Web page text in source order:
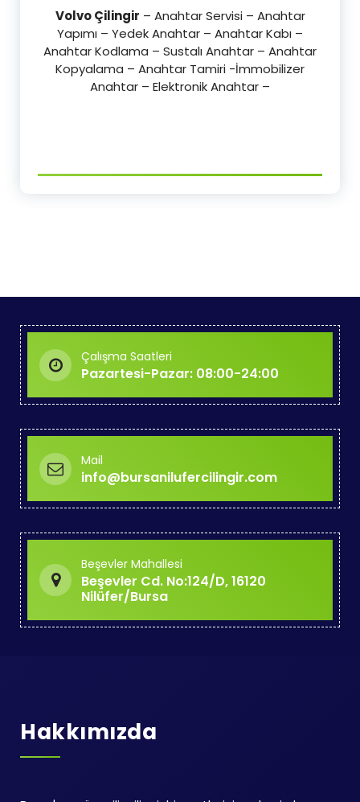
Volvo Çilingir – Anahtar Servisi – Anahtar
Yapımı – Yedek Anahtar – Anahtar Kabı –
Anahtar Kodlama – Sustalı Anahtar – Anahtar
Kopyalama – Anahtar Tamiri -İmmobilizer
Anahtar – Elektronik Anahtar –
Çalışma Saatleri
Pazartesi-Pazar: 08:00-24:00
Mail
info@bursanilufercilingir.com
Beşevler Mahallesi
Beşevler Cd. No:124/D, 16120
Nilüfer/Bursa
Hakkımızda